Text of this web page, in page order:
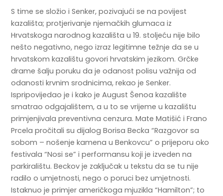
S time se složio i Senker, pozivajući se na povijest
kazališta; protjerivanje njemačkih glumaca iz
Hrvatskoga narodnog kazališta u 19. stoljeću nije bilo
nešto negativno, nego izraz legitimne težnje da se u
hrvatskom kazalištu govori hrvatskim jezikom. Grčke
drame šalju poruku da je odanost polisu važnija od
odanosti krvnim srodnicima, rekao je Senker.
Ispripovijedao je i kako je August Šenoa kazalište
smatrao odgajalištem, a u to se vrijeme u kazalištu
primjenjivala preventivna cenzura. Mate Matišić i Frano
Prcela pročitali su dijalog Borisa Becka “Razgovor sa
sobom – nošenje kamena u Benkovcu” o prijeporu oko
festivala “Nosi se” i performansu koji je izveden na
parkiralištu. Beckov je zaključak u tekstu da se tu nije
radilo o umjetnosti, nego o poruci bez umjetnosti.
Istaknuo je primjer američkoga mjuzikla “Hamilton”; to